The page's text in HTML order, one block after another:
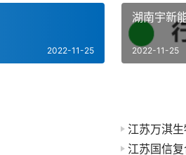
2022-11-25
湖南宇新
2022-11-25
江苏万淇
江苏国信